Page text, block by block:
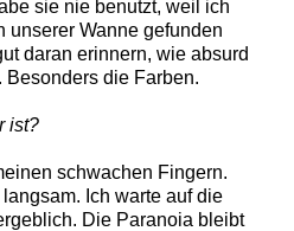
sie nie benutzt, weil ich
unserer Wanne gefunden
daran erinnern, wie absurd
Besonders die Farben.
ist?
schwachen Fingern.
Ich warte auf die
Die Paranoia bleibt